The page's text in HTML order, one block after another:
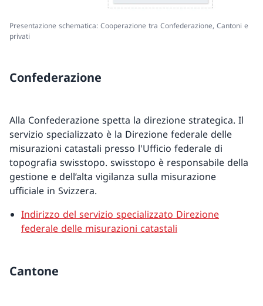
Presentazione schematica: Cooperazione tra Confederazione, Cantoni e
privati
Confederazione
Alla Confederazione spetta la direzione strategica. Il
servizio specializzato è la Direzione federale delle
misurazioni catastali presso l'Ufficio federale di
topografia swisstopo. swisstopo è responsabile della
gestione e dell’alta vigilanza sulla misurazione
ufficiale in Svizzera.
Indirizzo del servizio specializzato Direzione
federale delle misurazioni catastali
Cantone